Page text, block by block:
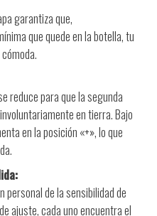
garantiza que,
que quede en la botella, tu
reduce para que la segunda
en tierra. Bajo
en la posición «+», lo que
personal de la sensibilidad de
ajuste, cada uno encuentra el